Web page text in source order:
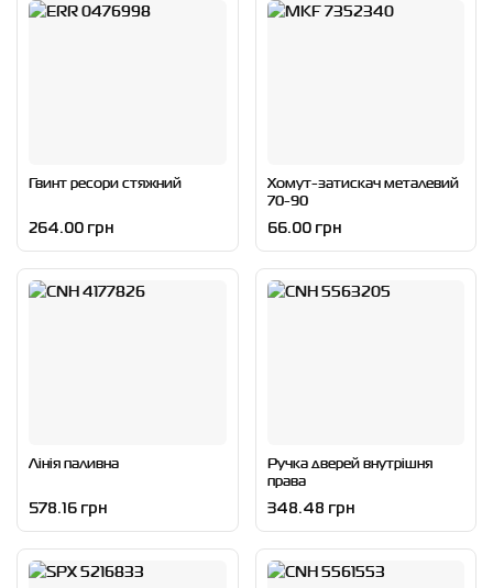
Гвинт ресори стяжний
264.00 грн
Хомут-затискач металевий
70-90
66.00 грн
Лінія паливна
578.16 грн
Ручка дверей внутрішня
права
348.48 грн